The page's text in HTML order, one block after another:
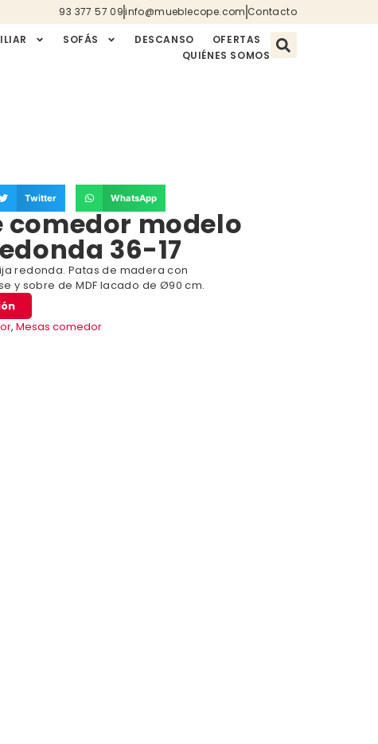
93 377 57 09info@mueblecope.com Contacto
SOFÁS DESCANSO
OFERTAS
QUIÉNES SOMOS
Twitter WhatsApp
comedor modelo
36-17
redonda. Patas de madera con
y sobre de MDF lacado de Ø90 cm.
, Mesas comedor